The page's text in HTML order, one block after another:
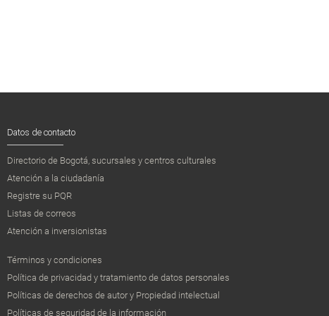
Datos de contacto
Directorio de Bogotá, sucursales y centros culturales
Atención a la ciudadanía
Registre su PQR
Listas de correos
Atención a inversionistas
Términos y condiciones
Política de privacidad y tratamiento de datos personales
Políticas de derechos de autor y Propiedad intelectual
Políticas de seguridad de la información